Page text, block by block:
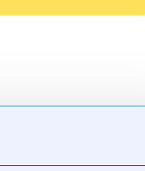
можно у менеджера